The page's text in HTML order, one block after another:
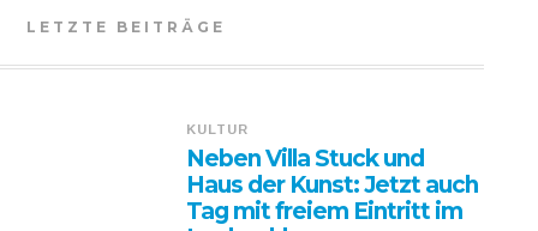
LETZTE BEITRÄGE
KULTUR
Neben Villa Stuck und
Haus der Kunst: Jetzt auch
Tag mit freiem Eintritt im